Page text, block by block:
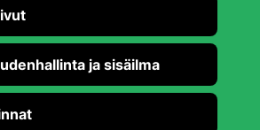
ja sisäilma